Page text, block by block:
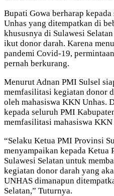
Bupati Gowa berharap
Unhas yang ditempatkan di
khususnya di Sulawesi
ikut donor darah. Karena
pandemi Covid-19,
pernah berkurang.
Menurut Adnan PMI Sulsel
memfasilitasi kegiatan donor
oleh mahasiswa KKN Unhas.
kepada seluruh PMI
memfasilitasi mahasiswa KKN
“Selaku Ketua PMI Provinsi
menyampaikan kepada Ketua
Sulawesi Selatan untuk
kegiatan donor darah yang
UNHAS dimanapun
Selatan,” Tuturnya.